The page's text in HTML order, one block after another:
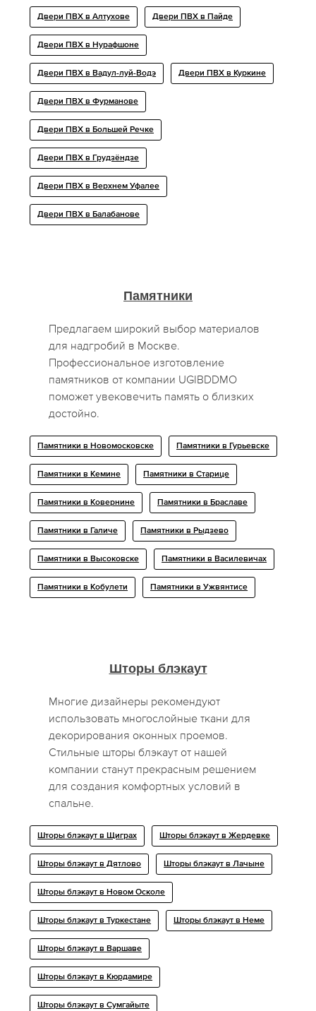
Двери ПВХ в Алтухове Двери ПВХ в Пайде
Двери ПВХ в Нурафшоне
Двери ПВХ в Вадул-луй-Водэ Двери ПВХ в Куркине
Двери ПВХ в Фурманове
Двери ПВХ в Большей Речке
Двери ПВХ в Грудзёндзе
Двери ПВХ в Верхнем Уфалее
Двери ПВХ в Балабанове
Памятники
Предлагаем широкий выбор материалов
для надгробий в Москве.
Профессиональное изготовление
памятников от компании UGIBDDMO
поможет увековечить память о близких
достойно.
Памятники в Новомосковске Памятники в Гурьевске
Памятники в Кемине Памятники в Старице
Памятники в Ковернине Памятники в Браславе
Памятники в Галиче Памятники в Рыдзево
Памятники в Высоковске Памятники в Василевичах
Памятники в Кобулети Памятники в Ужвянтисе
Шторы блэкаут
Многие дизайнеры рекомендуют
использовать многослойные ткани для
декорирования оконных проемов.
Стильные шторы блэкаут от нашей
компании станут прекрасным решением
для создания комфортных условий в
спальне.
Шторы блэкаут в Щиграх Шторы блэкаут в Жердевке
Шторы блэкаут в Дятлово Шторы блэкаут в Лачыне
Шторы блэкаут в Новом Осколе
Шторы блэкаут в Туркестане Шторы блэкаут в Неме
Шторы блэкаут в Варшаве
Шторы блэкаут в Кюрдамире
Шторы блэкаут в Сумгайыте